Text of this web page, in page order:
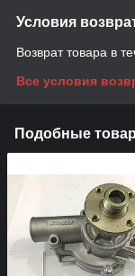
Условия
Возврат товара в
Все условия
Подобные